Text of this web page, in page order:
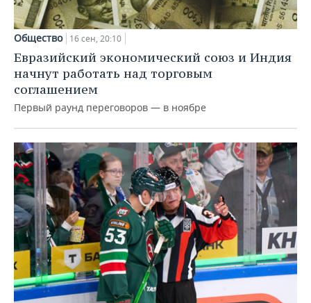
Общество 16 сен, 20:10
Евразийский экономический союз и Индия
начнут работать над торговым
соглашением
Первый раунд переговоров — в ноябре